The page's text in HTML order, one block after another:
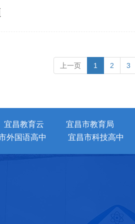
上一页 1 2 3
宜昌教育云 宜昌市教育局
外国语高中 宜昌市科技高中